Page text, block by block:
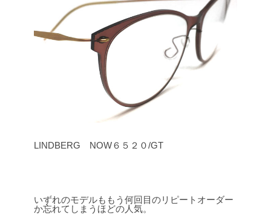
LINDBERG NOW６５２０/GT
いずれのモデルももう何回目のリピートオーダー
か忘れてしまうほどの人気。